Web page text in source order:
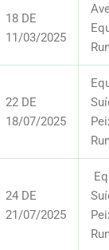
18 DE
11/03/2025
22 DE
18/07/2025
24 DE
21/07/2025